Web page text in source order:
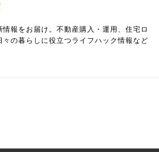
報をお届け。不動産購入・運用、住宅ロ
の暮らしに役立つライフハック情報など